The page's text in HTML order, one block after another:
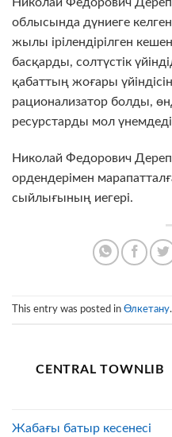
облысында дүниеге
жылы ірілендірілген
басқарды, солтүстік
қабаттың жоғары
рационализатор болды,
ресурстарды мол
Николай Федорович
ордендерімен
сыйлығының иегері.
This entry was posted in Өлкетану
CENTRAL TOWNLIB
Жабағы батыр кесенесі